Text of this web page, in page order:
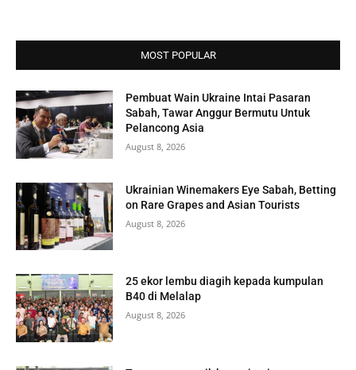
MOST POPULAR
Pembuat Wain Ukraine Intai Pasaran
Sabah, Tawar Anggur Bermutu Untuk
Pelancong Asia
August 8, 2026
Ukrainian Winemakers Eye Sabah, Betting
on Rare Grapes and Asian Tourists
August 8, 2026
25 ekor lembu diagih kepada kumpulan
B40 di Melalap
August 8, 2026